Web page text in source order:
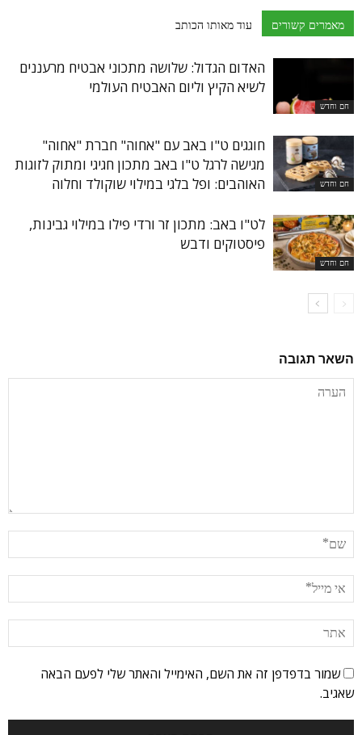
מאמרים קשורים עוד מאותו הכותב
חם וחדש
האדום הגדול: שלושה מתכוני אבטיח מרעננים
לשיא הקיץ וליום האבטיח העולמי
חם וחדש
חוגגים ט"ו באב עם "אחוה" חברת "אחוה"
מגישה לרגל ט"ו באב מתכון חגיגי ומתוק לזוגות
האוהבים: ופל בלגי במילוי שוקולד וחלוה
חם וחדש
לט"ו באב: מתכון זר ורדי פילו במילוי גבינות,
פיסטוקים ודבש
השאר תגובה
שמור בדפדפן זה את השם, האימייל והאתר שלי לפעם הבאה
שאגיב.